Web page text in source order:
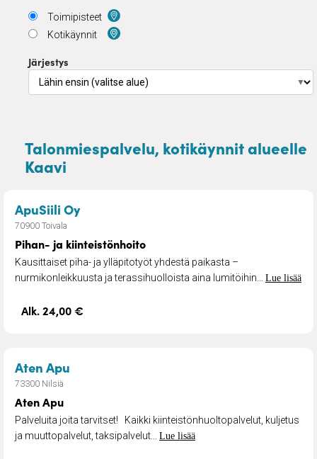
Toimipisteet
Kotikäynnit
Järjestys
▼
Talonmiespalvelu, kotikäynnit alueelle
Kaavi
ApuSiili Oy– Pihan- ja kiinteistönhoito
70900 Toivala
Pihan- ja kiinteistönhoito
Kausittaiset piha- ja ylläpitotyöt yhdestä paikasta –
nurmikonleikkuusta ja terassihuolloista aina lumitöihin... Lue lisää
Alk. 24,00 €
Aten Apu
73300 Nilsiä
Aten Apu
Palveluita joita tarvitset! Kaikki kiinteistönhuoltopalvelut, kuljetus
ja muuttopalvelut, taksipalvelut... Lue lisää